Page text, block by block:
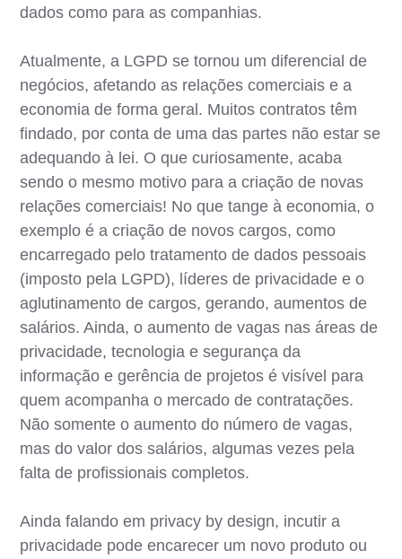
dados como para as companhias.
Atualmente, a LGPD se tornou um diferencial de
negócios, afetando as relações comerciais e a
economia de forma geral. Muitos contratos têm
findado, por conta de uma das partes não estar se
adequando à lei. O que curiosamente, acaba
sendo o mesmo motivo para a criação de novas
relações comerciais! No que tange à economia, o
exemplo é a criação de novos cargos, como
encarregado pelo tratamento de dados pessoais
(imposto pela LGPD), líderes de privacidade e o
aglutinamento de cargos, gerando, aumentos de
salários. Ainda, o aumento de vagas nas áreas de
privacidade, tecnologia e segurança da
informação e gerência de projetos é visível para
quem acompanha o mercado de contratações.
Não somente o aumento do número de vagas,
mas do valor dos salários, algumas vezes pela
falta de profissionais completos.
Ainda falando em privacy by design, incutir a
privacidade pode encarecer um novo produto ou